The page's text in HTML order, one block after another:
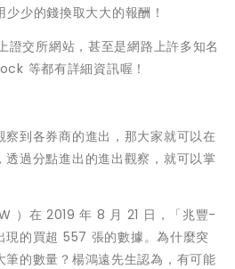
少的錢換取大大的報酬！
證交所網站，甚至是網路上許多知名
等都有詳細資訊喔！
察到各券商的進出，那大家就可以在
過分點進出的進出觀察，就可以掌
）在 2019 年 8 月 21 日，「兆豐-
現的買超 557 張的數據。為什麼突
的數量？楊鴻遠先生認為，有可能